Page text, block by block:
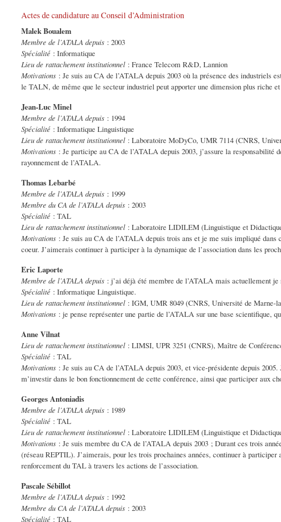
Actes de candidature au Conseil d’Administration
Malek Boualem
Membre de l’ATALA depuis : 2003
Spécialité : Informatique
Lieu de rattachement institutionnel : France Telecom R&D, Lannion
Motivations : Je suis au CA de l’ATALA depuis 2003 où la présence des industriels
le TALN, de même que le secteur industriel peut apporter une dimension plus riche
Jean-Luc Minel
Membre de l’ATALA depuis : 1994
Spécialité : Informatique Linguistique
Lieu de rattachement institutionnel : Laboratoire MoDyCo, UMR 7114 (CNRS,
Motivations : Je participe au CA de l’ATALA depuis 2003, j’assure la responsabilité
rayonnement de l’ATALA.
Thomas Lebarbé
Membre de l’ATALA depuis : 1999
Membre du CA de l’ATALA depuis : 2003
Spécialité : TAL
Lieu de rattachement institutionnel : Laboratoire LIDILEM (Linguistique et
Motivations : Je suis au CA de l’ATALA depuis trois ans et je me suis impliqué
coeur. J’aimerais continuer à participer à la dynamique de l’association dans les
Eric Laporte
Membre de l’ATALA depuis : j’ai déjà été membre de l’ATALA mais actuellement je
Spécialité : Informatique Linguistique.
Lieu de rattachement institutionnel : IGM, UMR 8049 (CNRS, Université de Marne-
Motivations : je pense représenter une partie de l’ATALA sur une base scientifique,
Anne Vilnat
Lieu de rattachement institutionnel : LIMSI, UPR 3251 (CNRS), Maître de
Spécialité : TAL
Motivations : Je suis au CA de l’ATALA depuis 2003, et vice-présidente depuis
m’investir dans le bon fonctionnement de cette conférence, ainsi que participer aux
Georges Antoniadis
Membre de l’ATALA depuis : 1989
Spécialité : TAL
Lieu de rattachement institutionnel : Laboratoire LIDILEM (Linguistique et
Motivations : Je suis membre du CA de l’ATALA depuis 2003 ; Durant ces trois
(réseau REPTIL). J’aimerais, pour les trois prochaines années, continuer à
renforcement du TAL à travers les actions de l’association.
Pascale Sébillot
Membre de l’ATALA depuis : 1992
Membre du CA de l’ATALA depuis : 2003
Spécialité : TAL